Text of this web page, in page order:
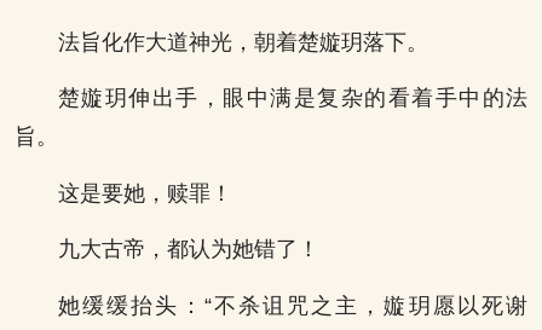
法旨化作大道神光，朝着楚嫙玥落下。
楚嫙玥伸出手，眼中满是复杂的看着手中的法
旨。
这是要她，赎罪！
九大古帝，都认为她错了！
她缓缓抬头：“不杀诅咒之主，嫙玥愿以死谢